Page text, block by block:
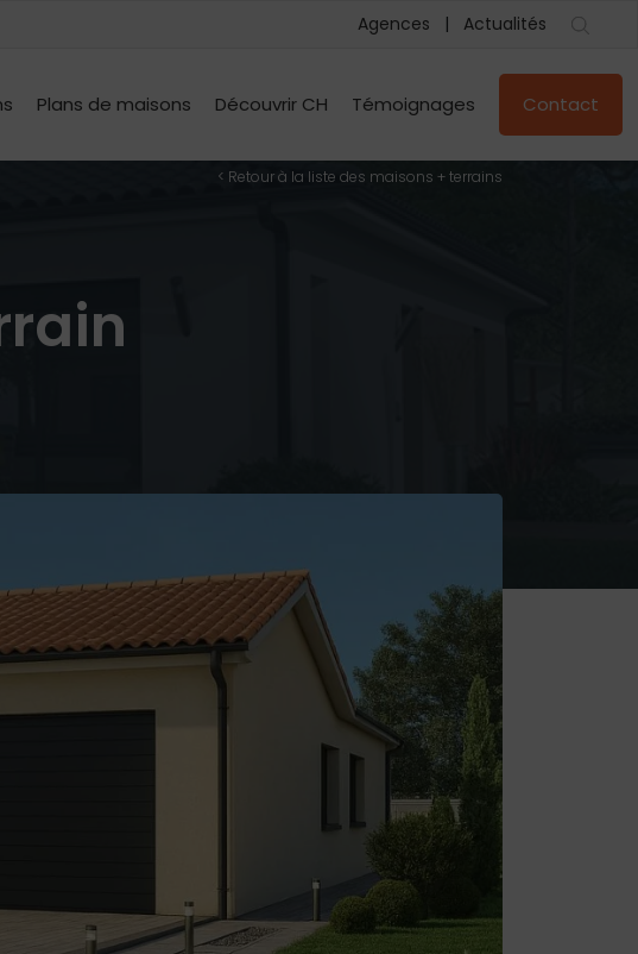
Agences Actualités
Plans de maisons Découvrir CH Témoignages Contact
< Retour à la liste des maisons + terrains